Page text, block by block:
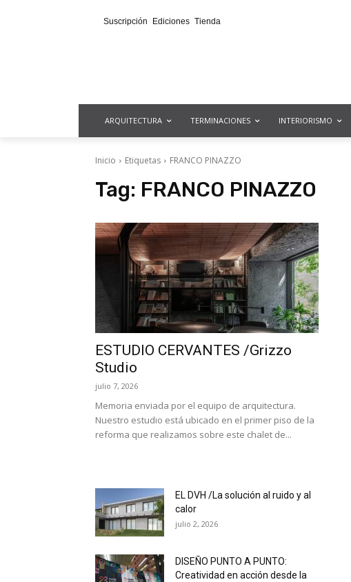
Suscripción Ediciones Tienda
ARQUITECTURA TERMINACIONES INTERIORISMO
Inicio Etiquetas FRANCO PINAZZO
Tag: FRANCO PINAZZO
ESTUDIO CERVANTES /Grizzo
Studio
julio 7, 2026
Memoria enviada por el equipo de arquitectura.
Nuestro estudio está ubicado en el primer piso de la
reforma que realizamos sobre este chalet de...
EL DVH /La solución al ruido y al
calor
julio 2, 2026
DISEÑO PUNTO A PUNTO:
Creatividad en acción desde la